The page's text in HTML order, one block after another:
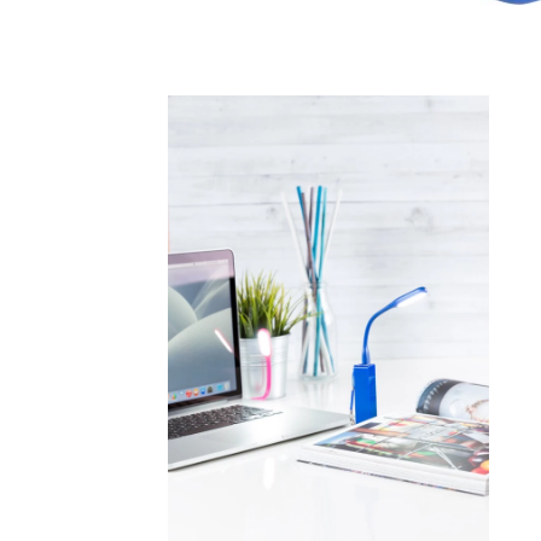
CRICKET UPALJAČI
JAKNE I PRSLUCI
HYGIENIC KOLEKCIJA
OKOVRATNE ID TRAKICE